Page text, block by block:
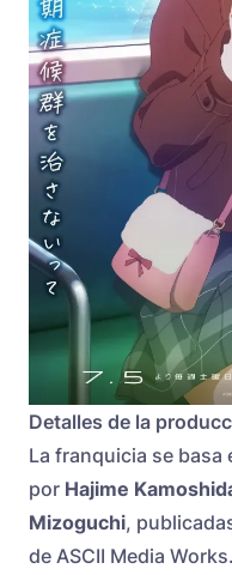
Detalles de la
La franquicia se basa
por Hajime
Mizoguchi,
de ASCII Media